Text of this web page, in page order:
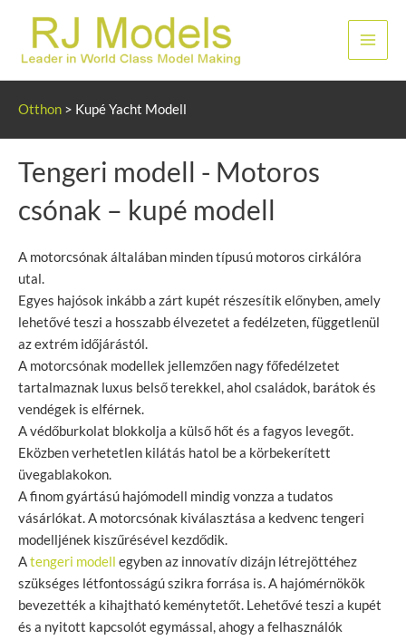
tartalomhoz
Otthon > Kupé Yacht Modell
Tengeri modell - Motoros
csónak – kupé modell
A motorcsónak általában minden típusú motoros cirkálóra
utal.
Egyes hajósok inkább a zárt kupét részesítik előnyben, amely
lehetővé teszi a hosszabb élvezetet a fedélzeten, függetlenül
az extrém időjárástól.
A motorcsónak modellek jellemzően nagy főfedélzetet
tartalmaznak luxus belső terekkel, ahol családok, barátok és
vendégek is elférnek.
A védőburkolat blokkolja a külső hőt és a fagyos levegőt.
Eközben verhetetlen kilátás hatol be a körbekerített
üvegablakokon.
A finom gyártású hajómodell mindig vonzza a tudatos
vásárlókat. A motorcsónak kiválasztása a kedvenc tengeri
modelljének kiszűrésével kezdődik.
Atengeri modell egyben az innovatív dizájn létrejöttéhez
szükséges létfontosságú szikra forrása is. A hajómérnökök
bevezették a kihajtható keménytetőt. Lehetővé teszi a kupét
és a nyitott kapcsolót egymással, ahogy a felhasználók